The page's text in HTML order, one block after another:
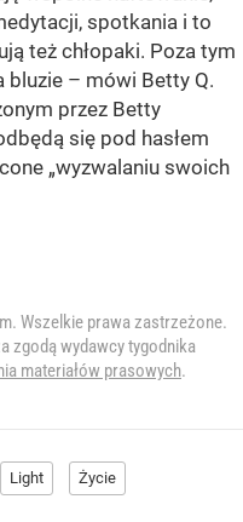
spotkania i to
też chłopaki. Poza tym
– mówi Betty Q.
przez Betty
się pod hasłem
„wyzwalaniu swoich
Wszelkie prawa zastrzeżone.
zgodą wydawcy tygodnika
materiałów prasowych.
Light Życie